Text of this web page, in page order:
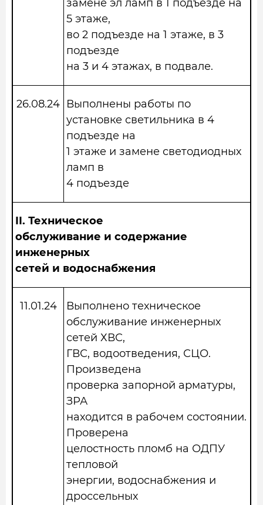
замене эл ламп в 1 подъезде на
5 этаже,
во 2 подъезде на 1 этаже, в 3
подъезде
на 3 и 4 этажах, в подвале.
26.08.24 Выполнены работы по
установке светильника в 4
подъезде на
1 этаже и замене светодиодных
ламп в
4 подъезде
II. Техническое
обслуживание и содержание
инженерных
сетей и водоснабжения
11.01.24
Выполнено техническое
обслуживание инженерных
сетей ХВС,
ГВС, водоотведения, СЦО.
Произведена
проверка запорной арматуры,
ЗРА
находится в рабочем состоянии.
Проверена
целостность пломб на ОДПУ
тепловой
энергии, водоснабжения и
дроссельных